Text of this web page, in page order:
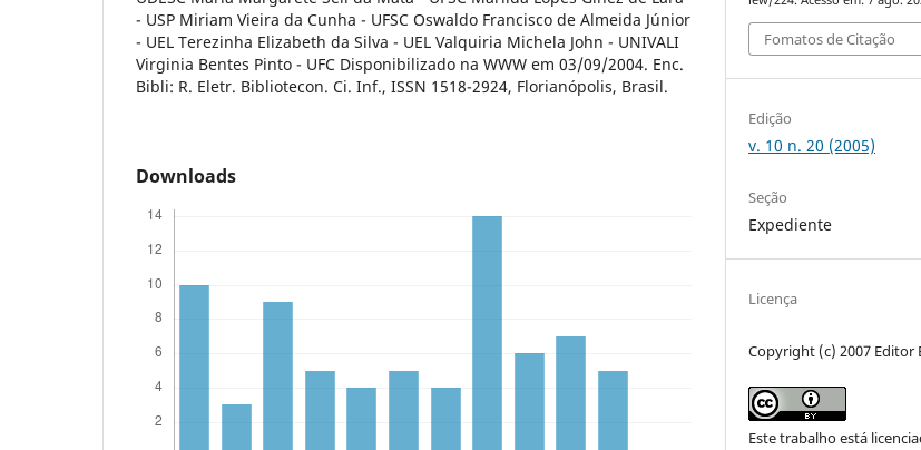
- USP Miriam Vieira da Cunha - UFSC Oswaldo Francisco de Almeida Júnior
- UEL Terezinha Elizabeth da Silva - UEL Valquiria Michela John - UNIVALI
Virginia Bentes Pinto - UFC Disponibilizado na WWW em 03/09/2004. Enc.
Bibli: R. Eletr. Bibliotecon. Ci. Inf., ISSN 1518-2924, Florianópolis, Brasil.
Downloads
Fomatos de Citação
Edição
v. 10 n. 20 (2005)
Seção
Expediente
Licença
Copyright (c) 2007 Editor
Este trabalho está